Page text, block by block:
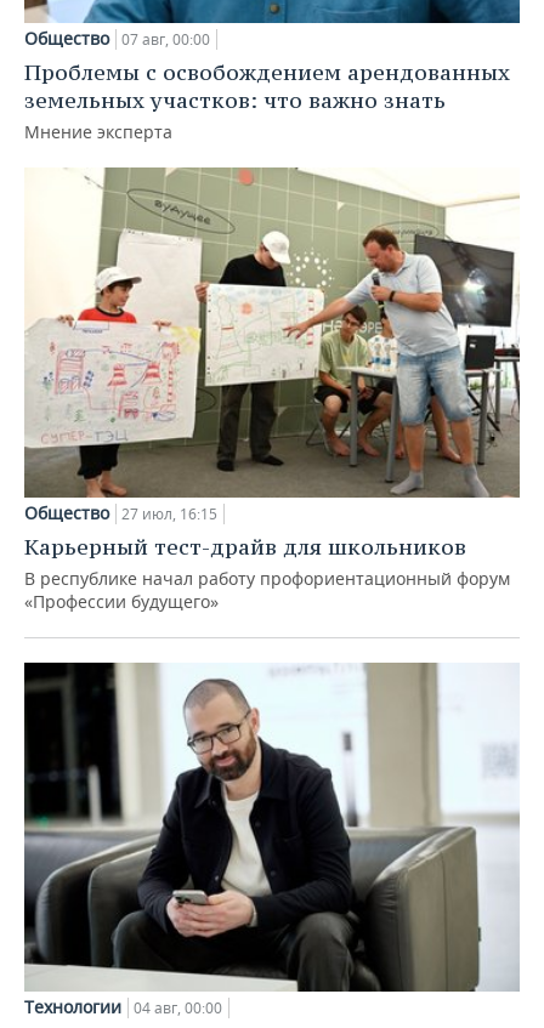
Общество 07 авг, 00:00
Проблемы с освобождением арендованных
земельных участков: что важно знать
Мнение эксперта
Общество 27 июл, 16:15
Карьерный тест-драйв для школьников
В республике начал работу профориентационный форум
«Профессии будущего»
Технологии 04 авг, 00:00